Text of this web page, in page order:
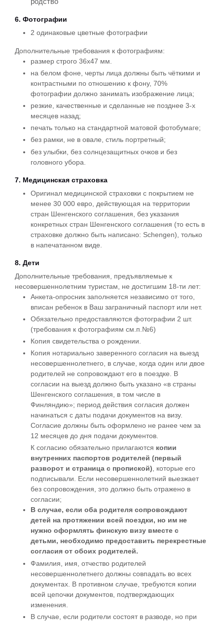
6. Фотографии
2 одинаковые цветные фотографии
Дополнительные требования к фотографиям:
размер строго 36х47 мм.
на белом фоне, черты лица должны быть чёткими и
контрастными по отношению к фону, 70%
фотографии должно занимать изображение лица;
резкие, качественные и сделанные не позднее 3-х
месяцев назад;
печать только на стандартной матовой фотобумаге;
без рамки, не в овале, стиль портретный;
без улыбки, без солнцезащитных очков и без
головного убора.
7. Медицинская страховка
Оригинал медицинской страховки с покрытием не
менее 30 000 евро, действующая на территории
стран Шенгенского соглашения, без указания
конкретных стран Шенгенского соглашения (то есть в
страховке должно быть написано: Schengen), только
в напечатанном виде.
8. Дети
Дополнительные требования, предъявляемые к
несовершеннолетним туристам, не достигшим 18-ти лет:
Анкета-опросник заполняется независимо от того,
вписан ребенок в Ваш заграничный паспорт или нет.
Обязательно предоставляются фотографии 2 шт.
(требования к фотографиям см.п.№6)
Копия свидетельства о рождении.
Копия нотариально заверенного согласия на выезд
несовершеннолетнего, в случае, когда один или двое
родителей не сопровождают его в поездке. В
согласии на выезд должно быть указано «в страны
Шенгенского соглашения, в том числе в
Финляндию»; период действия согласия должен
начинаться с даты подачи документов на визу.
Согласие должны быть оформлено не ранее чем за
12 месяцев до дня подачи документов.
К согласию обязательно прилагаются копии
внутренних паспортов родителей (первый
разворот и страница с пропиской), которые его
подписывали. Если несовершеннолетний выезжает
без сопровождения, это должно быть отражено в
согласии;
В случае, если оба родителя сопровождают
детей на протяжении всей поездки, но им не
нужно оформлять финскую визу вместе с
детьми, необходимо предоставить перекрестные
согласия от обоих родителей.
Фамилия, имя, отчество родителей
несовершеннолетнего должны совпадать во всех
документах. В противном случае, требуются копии
всей цепочки документов, подтверждающих
изменения.
В случае, если родители состоят в разводе, но при